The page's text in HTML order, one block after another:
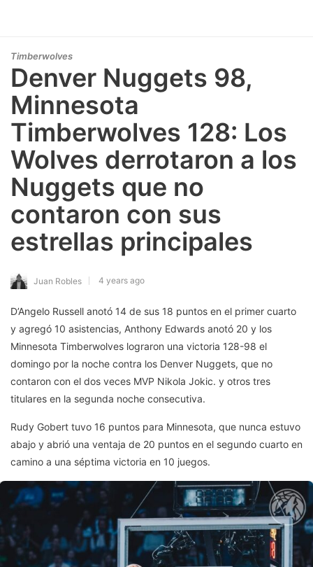
Timberwolves
Denver Nuggets 98,
Minnesota
Timberwolves 128: Los
Wolves derrotaron a los
Nuggets que no
contaron con sus
estrellas principales
Juan Robles 4 years ago
D’Angelo Russell anotó 14 de sus 18 puntos en el primer cuarto
y agregó 10 asistencias, Anthony Edwards anotó 20 y los
Minnesota Timberwolves lograron una victoria 128-98 el
domingo por la noche contra los Denver Nuggets, que no
contaron con el dos veces MVP Nikola Jokic. y otros tres
titulares en la segunda noche consecutiva.
Rudy Gobert tuvo 16 puntos para Minnesota, que nunca estuvo
abajo y abrió una ventaja de 20 puntos en el segundo cuarto en
camino a una séptima victoria en 10 juegos.